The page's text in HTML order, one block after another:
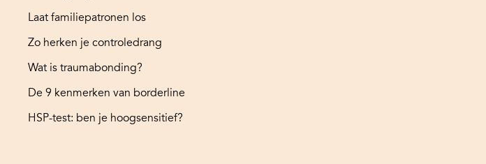
Laat familiepatronen los
Zo herken je controledrang
Wat is traumabonding?
De 9 kenmerken van borderline
HSP-test: ben je hoogsensitief?